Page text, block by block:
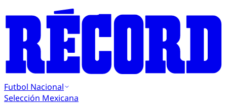
Futbol Nacional
Selección Mexicana